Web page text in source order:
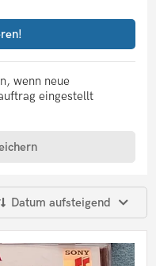
wenn neue
eingestellt
Datum aufsteigend